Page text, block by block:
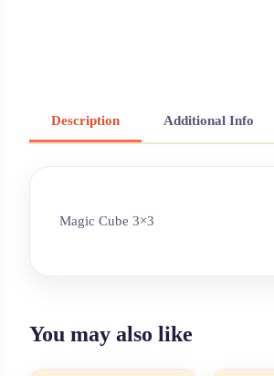
Description Additional Info
Magic Cube 3×3
You may also like